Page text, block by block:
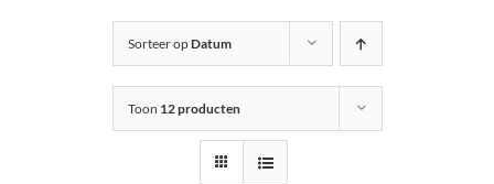
Sorteer opDatum
Toon 12 producten